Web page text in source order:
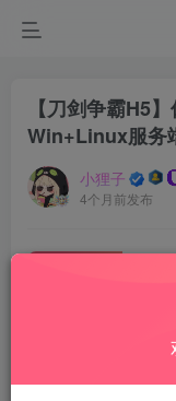
【刀剑争霸H5
Win+Linux服务
小狸子
4个月前发布
此内容为免费资源，